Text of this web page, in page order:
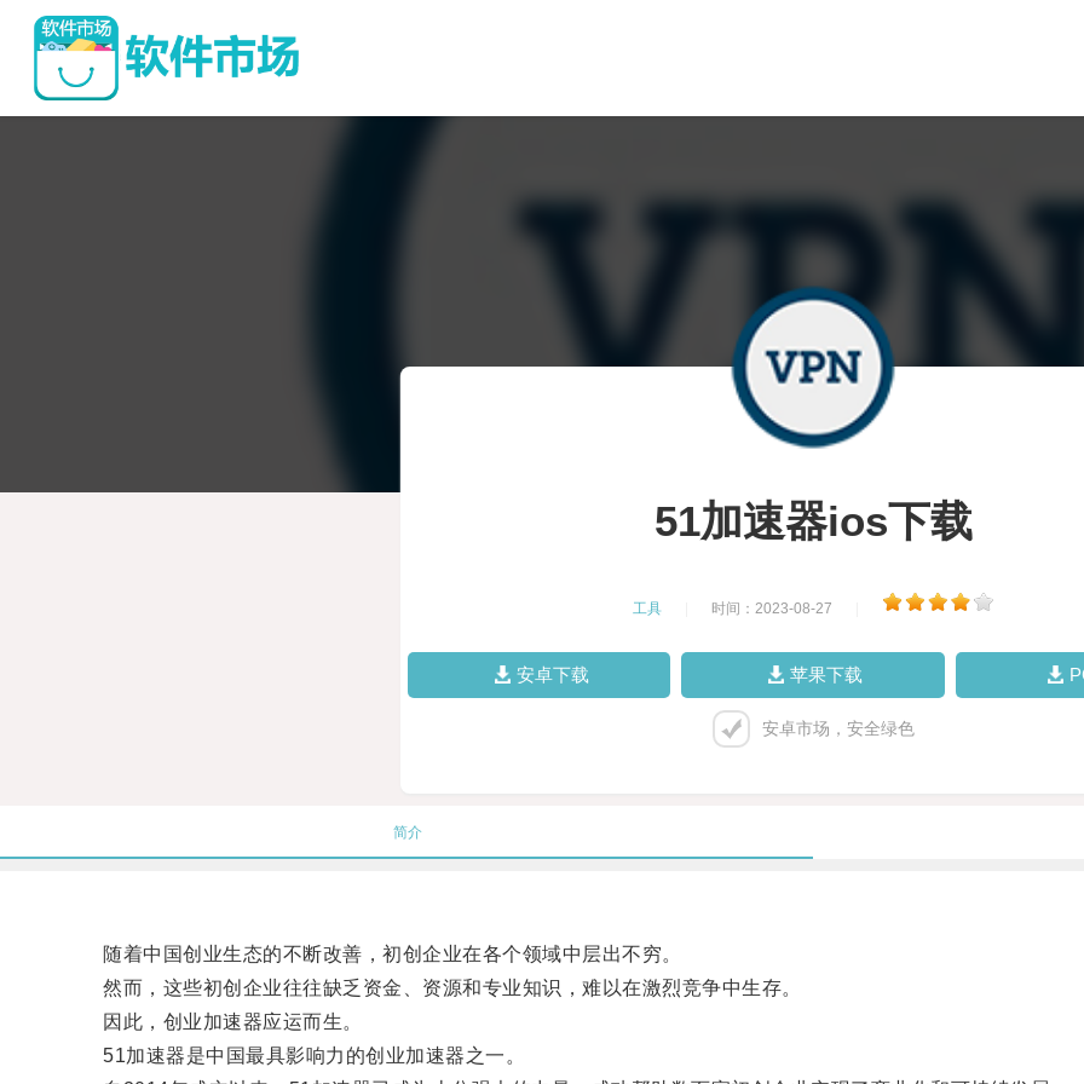
51加速器ios下载
工具 时间：2023-08-27
安卓下载 苹果下载
安卓市场，安全绿色
简介
随着中国创业生态的不断改善，初创企业在各个领域中层出不穷。
然而，这些初创企业往往缺乏资金、资源和专业知识，难以在激烈竞争中生存。
因此，创业加速器应运而生。
51加速器是中国最具影响力的创业加速器之一。